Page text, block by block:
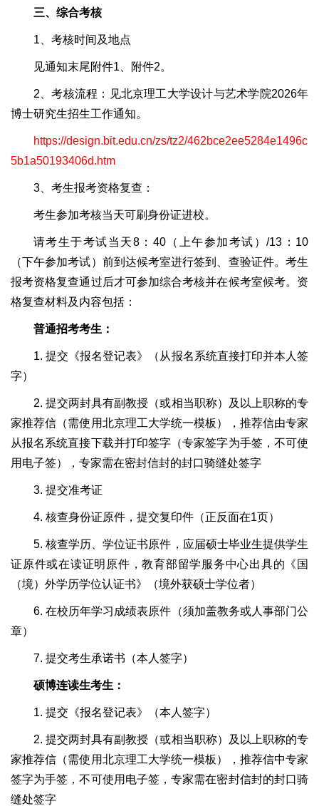
三、综合考核
1、考核时间及地点
见通知末尾附件1、附件2。
2、考核流程：见北京理工大学设计与艺术学院2026年
博士研究生招生工作通知。
https://design.bit.edu.cn/zs/tz2/462bce2ee5284e1496c
5b1a50193406d.htm
3、考生报考资格复查：
考生参加考核当天可刷身份证进校。
请考生于考试当天8：40（上午参加考试）/13：10
（下午参加考试）前到达候考室进行签到、查验证件。考生
报考资格复查通过后才可参加综合考核并在候考室候考。资
格复查材料及内容包括：
普通招考考生：
1. 提交《报名登记表》（从报名系统直接打印并本人签
字）
2. 提交两封具有副教授（或相当职称）及以上职称的专
家推荐信（需使用北京理工大学统一模板），推荐信由专家
从报名系统直接下载并打印签字（专家签字为手签，不可使
用电子签），专家需在密封信封的封口骑缝处签字
3. 提交准考证
4. 核查身份证原件，提交复印件（正反面在1页）
5. 核查学历、学位证书原件，应届硕士毕业生提供学生
证原件或在读证明原件，教育部留学服务中心出具的《国
（境）外学历学位认证书》（境外获硕士学位者）
6. 在校历年学习成绩表原件（须加盖教务或人事部门公
章）
7. 提交考生承诺书（本人签字）
硕博连读生考生：
1. 提交《报名登记表》（本人签字）
2. 提交两封具有副教授（或相当职称）及以上职称的专
家推荐信（需使用北京理工大学统一模板），推荐信中专家
签字为手签，不可使用电子签，专家需在密封信封的封口骑
缝处签字